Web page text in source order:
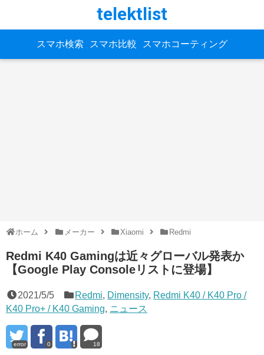
telektlist
スマホ検索 スマホ比較 スマホコーティング
ホーム メーカー Xiaomi Redmi
Redmi K40 Gamingは近々グローバル発表か
【Google Play Consoleリストに登場】
2021/5/5 Redmi, Dimensity, Redmi K40 / K40 Pro /
K40 Pro+ / K40 Gaming, ニュース
error 0 18